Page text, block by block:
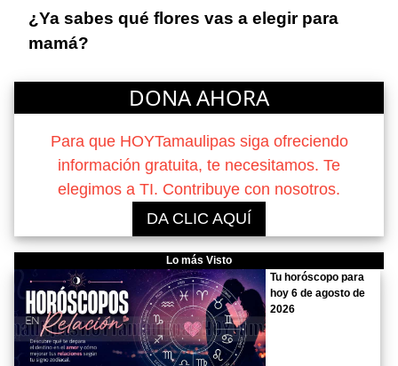
¿Ya sabes qué flores vas a elegir para
mamá?
DONA AHORA
Para que HOYTamaulipas siga ofreciendo
información gratuita, te necesitamos. Te
elegimos a TI. Contribuye con nosotros.
DA CLIC AQUÍ
Lo más Visto
Tu horóscopo para
hoy 6 de agosto de
2026